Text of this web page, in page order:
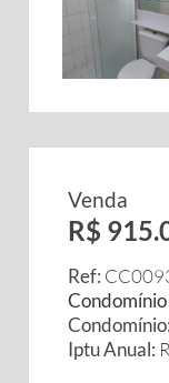
Venda
R$
Ref:
Condomínio:
Iptu Anual: